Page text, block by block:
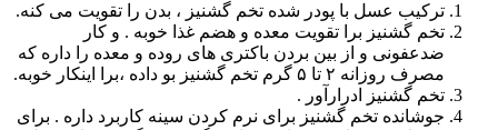
ترکیب عسل با پودر شده تخم گشنیز ، بدن را تقویت می کنه.
تخم گشنیز برا تقویت معده و هضم غذا خوبه . و کار
ضدعفونی و از بین بردن باکتری های روده و معده را داره که
مصرف روزانه ۲ تا ۵ گرم تخم گشنیز بو داده ،برا اینکار خوبه.
تخم گشنیز ادرارآور .
جوشانده تخم گشنیز برای نرم کردن سینه کاربرد داره . برای